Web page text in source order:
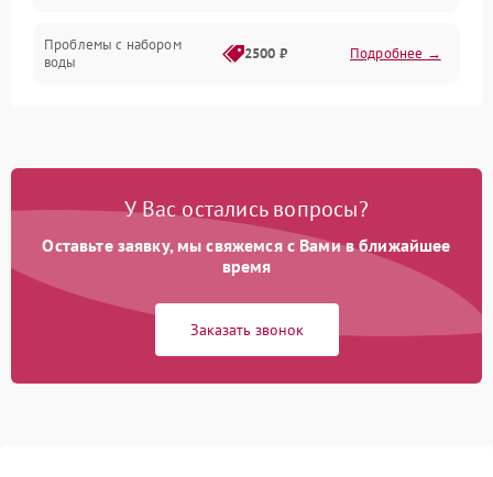
Проблемы с набором
воды
2500 ₽ Подробнее →
Замена платы управления 2200 ₽ Подробнее →
У Вас остались вопросы?
Оставьте заявку, мы свяжемся с Вами в ближайшее
время
Заказать звонок